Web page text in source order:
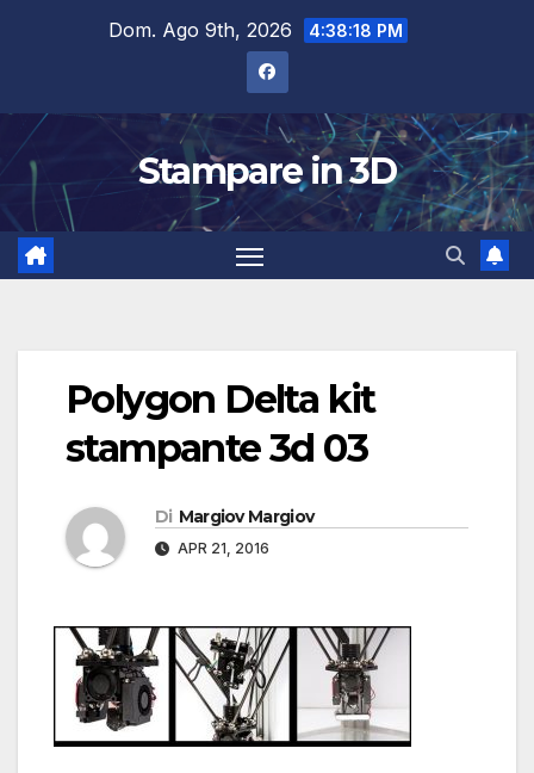
Dom. Ago 9th, 2026 4:38:18 PM
Stampare in 3D
Polygon Delta kit
stampante 3d 03
Di Margiov Margiov
APR 21, 2016